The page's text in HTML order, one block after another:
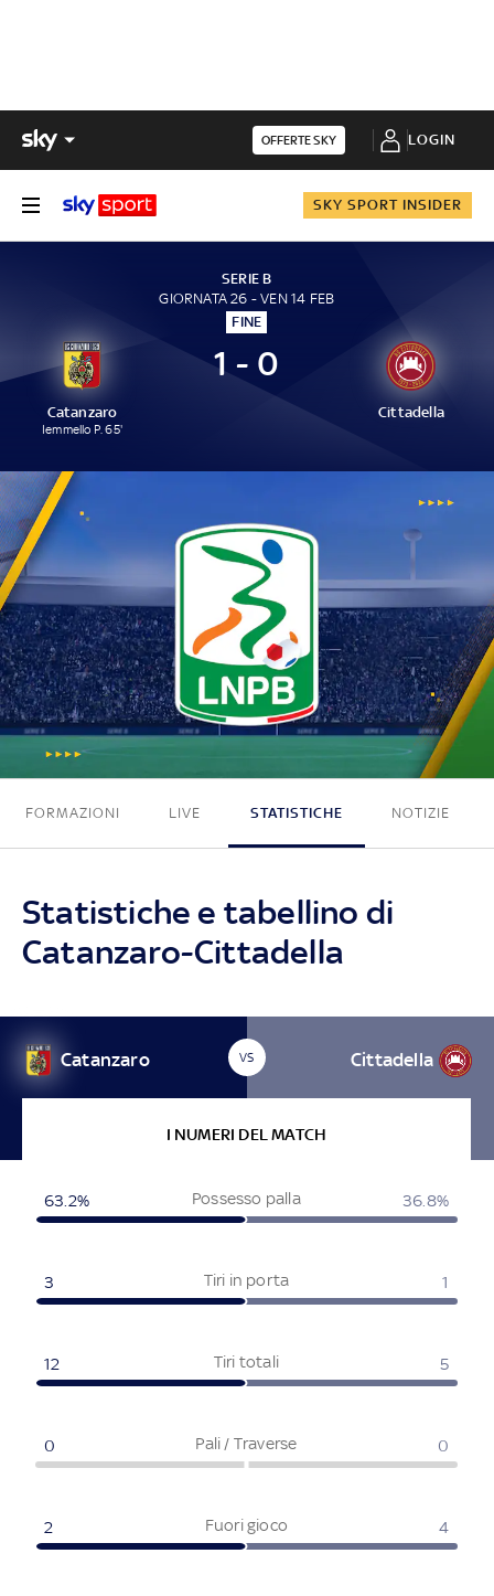
OFFERTE SKY LOGIN
SKY SPORT INSIDER
SERIE B
GIORNATA 26 - VEN 14 FEB
FINE
Catanzaro
Iemmello P. 65'
1 - 0
Cittadella
1 - 0
FORMAZIONI LIVE STATISTICHE NOTIZIE
Statistiche e tabellino di
Catanzaro-Cittadella
Catanzaro VS Cittadella
I NUMERI DEL MATCH
Possesso palla
63.2% 36.8%
Tiri in porta
3 1
Tiri totali
12 5
Pali / Traverse
0 0
Fuori gioco
2 4